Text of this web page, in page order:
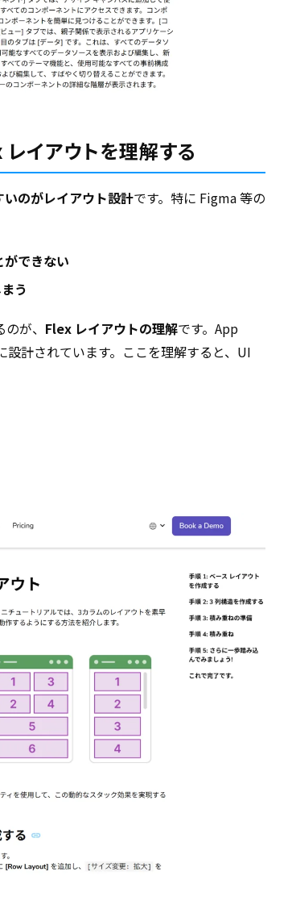
イアウトを理解する
のがレイアウト設計です。特に Figma 等の
できない
う
が、 Flex レイアウトの理解です。App
計されています。ここを理解すると、UI